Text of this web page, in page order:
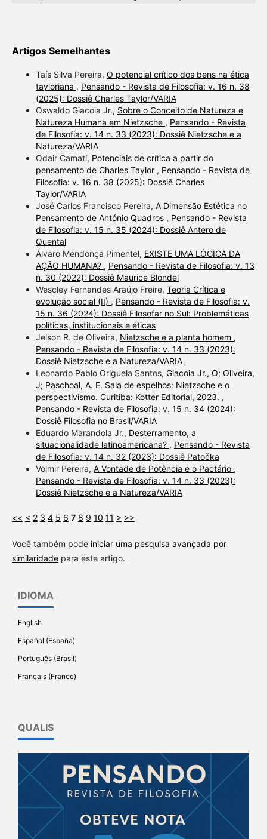
Artigos Semelhantes
Taís Silva Pereira, O potencial crítico dos bens na ética
tayloriana , Pensando - Revista de Filosofia: v. 16 n. 38
(2025): Dossiê Charles Taylor/VARIA
Oswaldo Giacoia Jr., Sobre o Conceito de Natureza e
Natureza Humana em Nietzsche , Pensando - Revista
de Filosofia: v. 14 n. 33 (2023): Dossiê Nietzsche e a
Natureza/VARIA
Odair Camati, Potenciais de crítica a partir do
pensamento de Charles Taylor , Pensando - Revista de
Filosofia: v. 16 n. 38 (2025): Dossiê Charles
Taylor/VARIA
José Carlos Francisco Pereira, A Dimensão Estética no
Pensamento de António Quadros , Pensando - Revista
de Filosofia: v. 15 n. 35 (2024): Dossiê Antero de
Quental
Álvaro Mendonça Pimentel, EXISTE UMA LÓGICA DA
AÇÃO HUMANA? , Pensando - Revista de Filosofia: v. 13
n. 30 (2022): Dossiê Maurice Blondel
Wescley Fernandes Araújo Freire, Teoria Crítica e
evolução social (II) , Pensando - Revista de Filosofia: v.
15 n. 36 (2024): Dossiê Filosofar no Sul: Problemáticas
políticas, institucionais e éticas
Jelson R. de Oliveira, Nietzsche e a planta homem ,
Pensando - Revista de Filosofia: v. 14 n. 33 (2023):
Dossiê Nietzsche e a Natureza/VARIA
Leonardo Pablo Origuela Santos, Giacoia Jr., O; Oliveira,
J; Paschoal, A. E. Sala de espelhos: Nietzsche e o
perspectivismo. Curitiba: Kotter Editorial, 2023. ,
Pensando - Revista de Filosofia: v. 15 n. 34 (2024):
Dossiê Filosofia no Brasil/VARIA
Eduardo Marandola Jr., Desterramento, a
situacionalidade latinoamericana? , Pensando - Revista
de Filosofia: v. 14 n. 32 (2023): Dossiê Patočka
Volmir Pereira, A Vontade de Potência e o Pactário ,
Pensando - Revista de Filosofia: v. 14 n. 33 (2023):
Dossiê Nietzsche e a Natureza/VARIA
<< < 2 3 4 5 6 7 8 9 10 11 > >>
Você também pode iniciar uma pesquisa avançada por
similaridadepara este artigo.
IDIOMA
English
Español (España)
Português (Brasil)
Français (France)
QUALIS